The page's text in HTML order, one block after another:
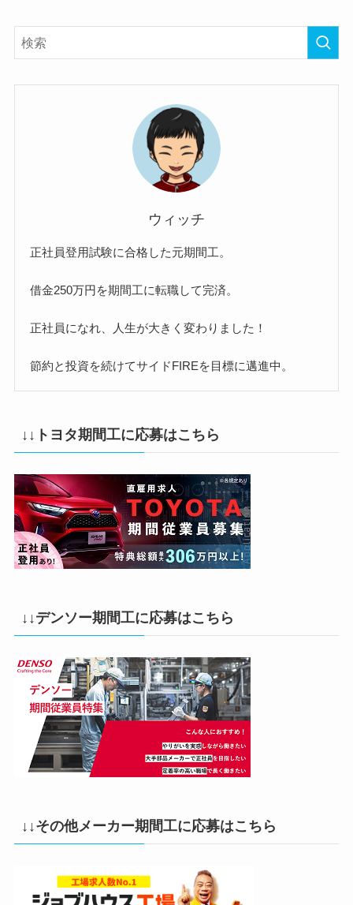
ウィッチ
正社員登用試験に合格した元期間工。
借金250万円を期間工に転職して完済。
正社員になれ、人生が大きく変わりました！
節約と投資を続けてサイドFIREを目標に邁進中。
↓↓トヨタ期間工に応募はこちら
↓↓デンソー期間工に応募はこちら
↓↓その他メーカー期間工に応募はこちら